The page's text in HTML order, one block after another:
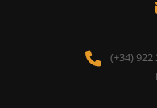
(+34) 922